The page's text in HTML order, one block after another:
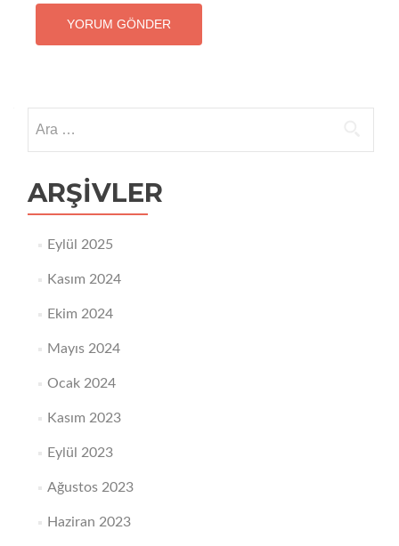
ARŞIVLER
Eylül 2025
Kasım 2024
Ekim 2024
Mayıs 2024
Ocak 2024
Kasım 2023
Eylül 2023
Ağustos 2023
Haziran 2023